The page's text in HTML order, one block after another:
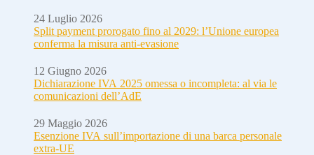
24 Luglio 2026
Split payment prorogato fino al 2029: l’Unione europea
conferma la misura anti-evasione
12 Giugno 2026
Dichiarazione IVA 2025 omessa o incompleta: al via le
comunicazioni dell’AdE
29 Maggio 2026
Esenzione IVA sull’importazione di una barca personale
extra-UE